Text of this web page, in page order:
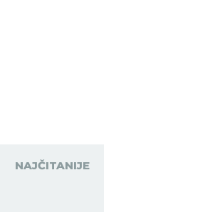
NAJČITANIJE